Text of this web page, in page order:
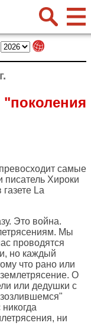
самые
Хироки
La
Это война.
Мы
проводятся
но каждый
что рано или
О
или дедушки с
ни